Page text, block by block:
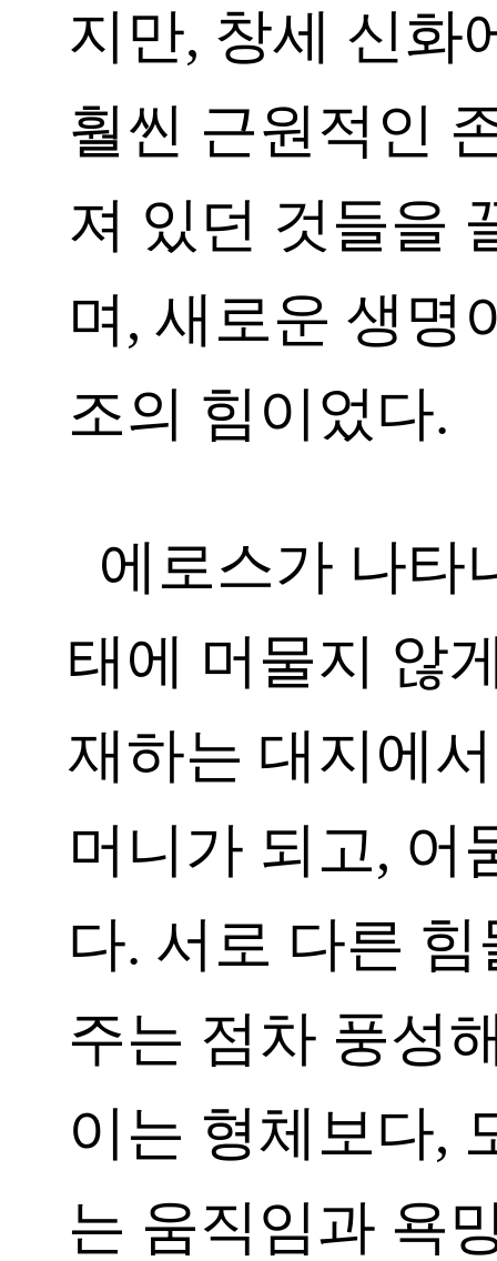
지만, 창세 신화
훨씬 근원적인
져 있던 것들을
며, 새로운 생명
조의 힘이었다.
에로스가 나타
태에 머물지 않
재하는 대지에
머니가 되고, 어
다. 서로 다른
주는 점차 풍성
이는 형체보다,
는 움직임과 욕